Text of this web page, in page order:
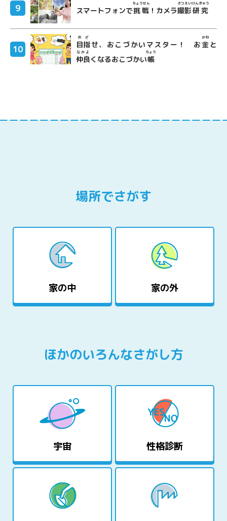
スマートフォンで挑戦
ちょうせん
！カメラ撮影
さつえい
研究
けんきゅう
目指
めざ
せ、おこづかいマスター！ お金
かね
と
仲良
なかよ
くなるおこづかい帳
ちょう
場所でさがす
家の中 家の外
ほかのいろんなさがし方
宇宙 性格診断